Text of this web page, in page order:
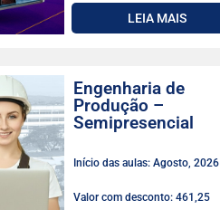
LEIA MAIS
Engenharia de
Produção –
Semipresencial
Início das aulas: Agosto, 2026
Valor com desconto: 461,25